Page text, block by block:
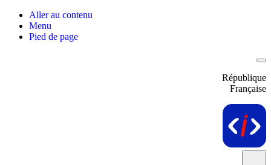
Aller au contenu
Menu
Pied de page
République
Française